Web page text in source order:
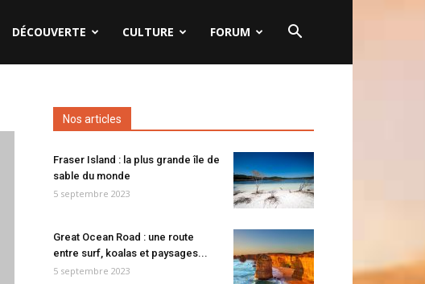
DÉCOUVERTE CULTURE FORUM
Nos articles
Fraser Island : la plus grande île de
sable du monde
5 septembre 2023
Great Ocean Road : une route
entre surf, koalas et paysages...
5 septembre 2023